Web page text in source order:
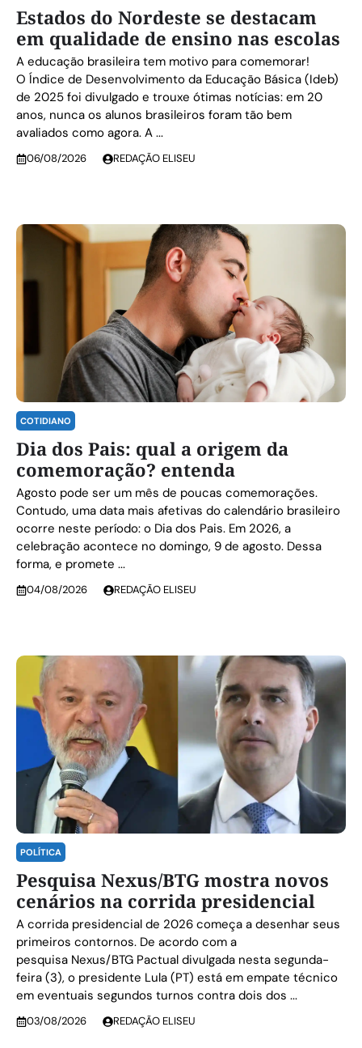
Estados do Nordeste se destacam
em qualidade de ensino nas escolas
A educação brasileira tem motivo para comemorar!
O Índice de Desenvolvimento da Educação Básica (Ideb)
de 2025 foi divulgado e trouxe ótimas notícias: em 20
anos, nunca os alunos brasileiros foram tão bem
avaliados como agora. A ...
06/08/2026 REDAÇÃO ELISEU
COTIDIANO
Dia dos Pais: qual a origem da
comemoração? entenda
Agosto pode ser um mês de poucas comemorações.
Contudo, uma data mais afetivas do calendário brasileiro
ocorre neste período: o Dia dos Pais. Em 2026, a
celebração acontece no domingo, 9 de agosto. Dessa
forma, e promete ...
04/08/2026 REDAÇÃO ELISEU
POLÍTICA
Pesquisa Nexus/BTG mostra novos
cenários na corrida presidencial
A corrida presidencial de 2026 começa a desenhar seus
primeiros contornos. De acordo com a
pesquisa Nexus/BTG Pactual divulgada nesta segunda-
feira (3), o presidente Lula (PT) está em empate técnico
em eventuais segundos turnos contra dois dos ...
03/08/2026 REDAÇÃO ELISEU